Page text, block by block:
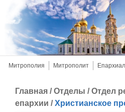
Митрополия Митрополит
Главная /Отделы /Отдел
епархии /Христианское